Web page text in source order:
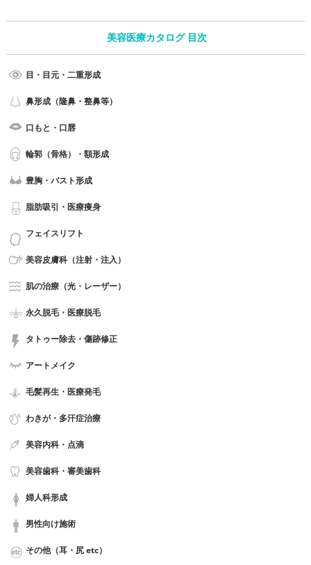
美容医療カタログ 目次
目・目元・二重形成
鼻形成（隆鼻・整鼻等）
口もと・口唇
輪郭（骨格）・額形成
豊胸・バスト形成
脂肪吸引・医療痩身
フェイスリフト
美容皮膚科（注射・注入）
肌の治療（光・レーザー）
永久脱毛・医療脱毛
タトゥー除去・傷跡修正
アートメイク
毛髪再生・医療発毛
わきが・多汗症治療
美容内科・点滴
美容歯科・審美歯科
婦人科形成
男性向け施術
その他（耳・尻 etc）